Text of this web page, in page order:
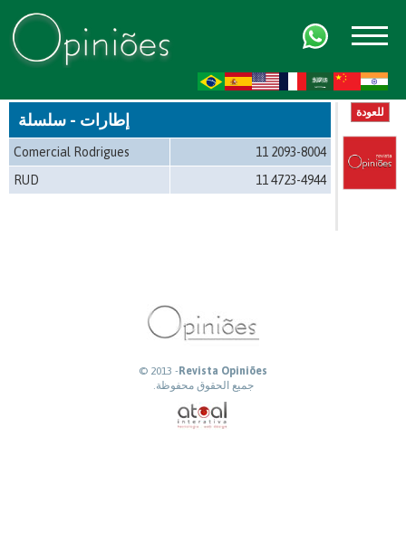
إطارات - سلسلة
Comercial Rodrigues
11 2093-8004
RUD
11 4723-4944
للعودة
© 2013 -Revista Opiniões
جميع الحقوق محفوظة.